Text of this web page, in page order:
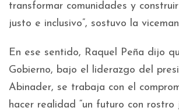
transformar comunidades y
justo e inclusivo”, sostuvo la
En ese sentido, Raquel Peña dijo
Gobierno, bajo el liderazgo del
Abinader, se trabaja con el
hacer realidad “un futuro con rostro